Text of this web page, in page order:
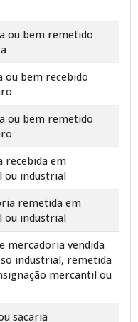
ou bem remetido
ou bem recebido
ou bem remetido
recebida em
ou industrial
remetida em
ou industrial
mercadoria vendida
industrial, remetida
mercantil ou
sacaria